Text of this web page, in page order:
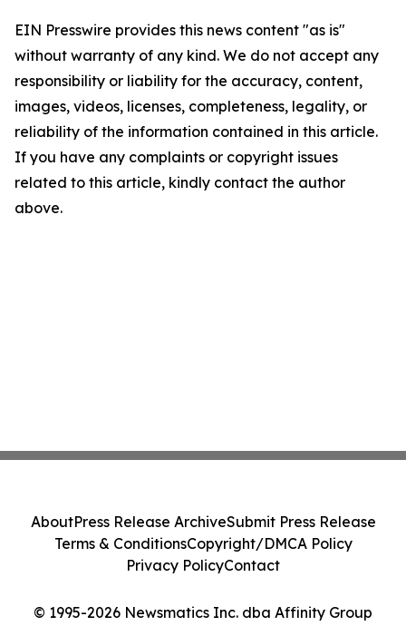
EIN Presswire provides this news content "as is"
without warranty of any kind. We do not accept any
responsibility or liability for the accuracy, content,
images, videos, licenses, completeness, legality, or
reliability of the information contained in this article.
If you have any complaints or copyright issues
related to this article, kindly contact the author
above.
© 1995-2026 Newsmatics Inc. dba Affinity Group
AboutPress Release ArchiveSubmit Press Release
Terms & ConditionsCopyright/DMCA Policy
Privacy PolicyContact